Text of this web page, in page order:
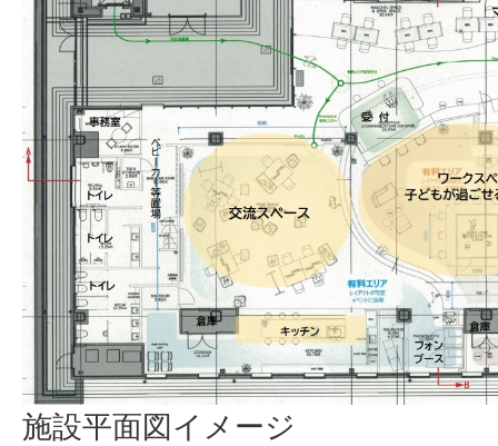
施設平面図イメージ